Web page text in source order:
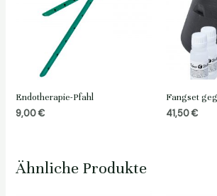
Endotherapie-Pfahl
9,00€
Fangset
41,50€
Ähnliche Produkte